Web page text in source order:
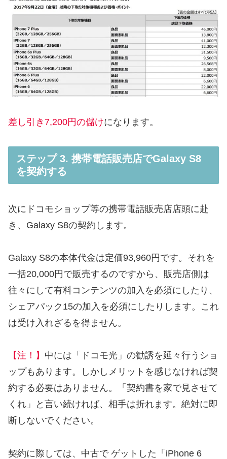
差し引き7,200円の儲けになります。
ステップ 3. 携帯電話販売店でGalaxy S8
を契約する
次にドコモショップ等の携帯電話販売店店頭に赴
き、Galaxy S8の契約します。
Galaxy S8の本体代金は定価93,960円です。それを
一括20,000円で販売するのですから、販売店側は
往々にして有料コンテンツの加入を必須にしたり、
シェアパック15の加入を必須にしたりします。これ
は受け入れざるを得ません。
【注！】 中には「ドコモ光」の勧誘を延々行うショ
ップもあります。しかしメリットを感じなければ契
約する必要はありません。「契約書を家で見させて
くれ」と言い続ければ、相手は折れます。絶対に即
断しないでください。
契約に際しては、中古で ゲットした「iPhone 6